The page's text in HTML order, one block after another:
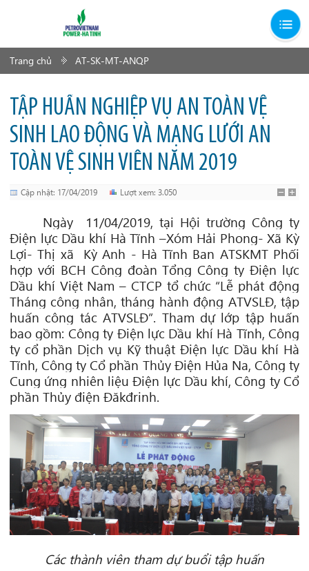
Trang chủ AT-SK-MT-ANQP
TẬP HUẤN NGHIỆP VỤ AN TOÀN VỆ
SINH LAO ĐỘNG VÀ MẠNG LƯỚI AN
TOÀN VỆ SINH VIÊN NĂM 2019
Cập nhật: 17/04/2019 Lượt xem: 3.050
Ngày 11/04/2019, tại Hội trường Công ty
Điện lực Dầu khí Hà Tĩnh –Xóm Hải Phong- Xã Kỳ
Lợi- Thị xã
Kỳ Anh - Hà Tĩnh Ban ATSKMT Phối
hợp với BCH Công đoàn Tổng Công ty Điện lực
Dầu khí Việt Nam – CTCP tổ chức “Lễ phát động
Tháng công nhân, tháng hành động ATVSLĐ, tập
huấn công tác ATVSLĐ”. Tham dự lớp tập huấn
bao gồm: Công ty Điện lực Dầu khí Hà Tĩnh, Công
ty cổ phần Dịch vụ Kỹ thuật Điện lực Dầu khí Hà
Tĩnh, Công ty Cổ phần Thủy Điện Hủa Na, Công ty
Cung ứng nhiên liệu Điện lực Dầu khí, Công ty Cổ
phần Thủy điện Đăkđrinh.
Các thành viên tham dự buổi tập huấn